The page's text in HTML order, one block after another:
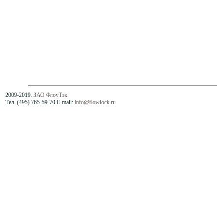
2009-2019. ЗАО ФлоуТэк
Тел. (495) 765-59-70 E-mail: info@flowlock.ru